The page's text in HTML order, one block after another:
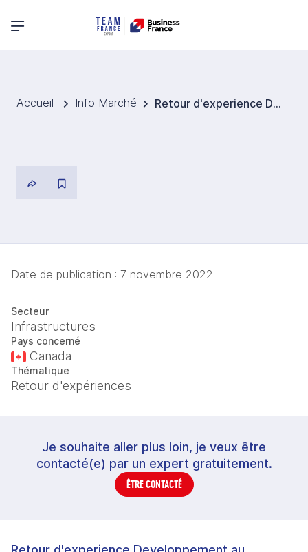
Menu principal
Accueil Info Marché Retour d'experience Developpement au CANADA de la societe ACB PUME
Date de publication : 7 novembre 2022
Secteur
Infrastructures
Pays concerné
Canada
Thématique
Retour d'expériences
Je souhaite aller plus loin, je veux être
contacté(e) par un expert gratuitement.
ÊTRE CONTACTÉ